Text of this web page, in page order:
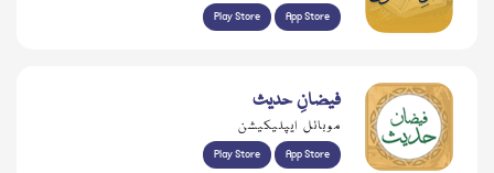
Play Store App Store
فیضانِ حدیث
موبائل ایپلیکیشن
Play Store App Store